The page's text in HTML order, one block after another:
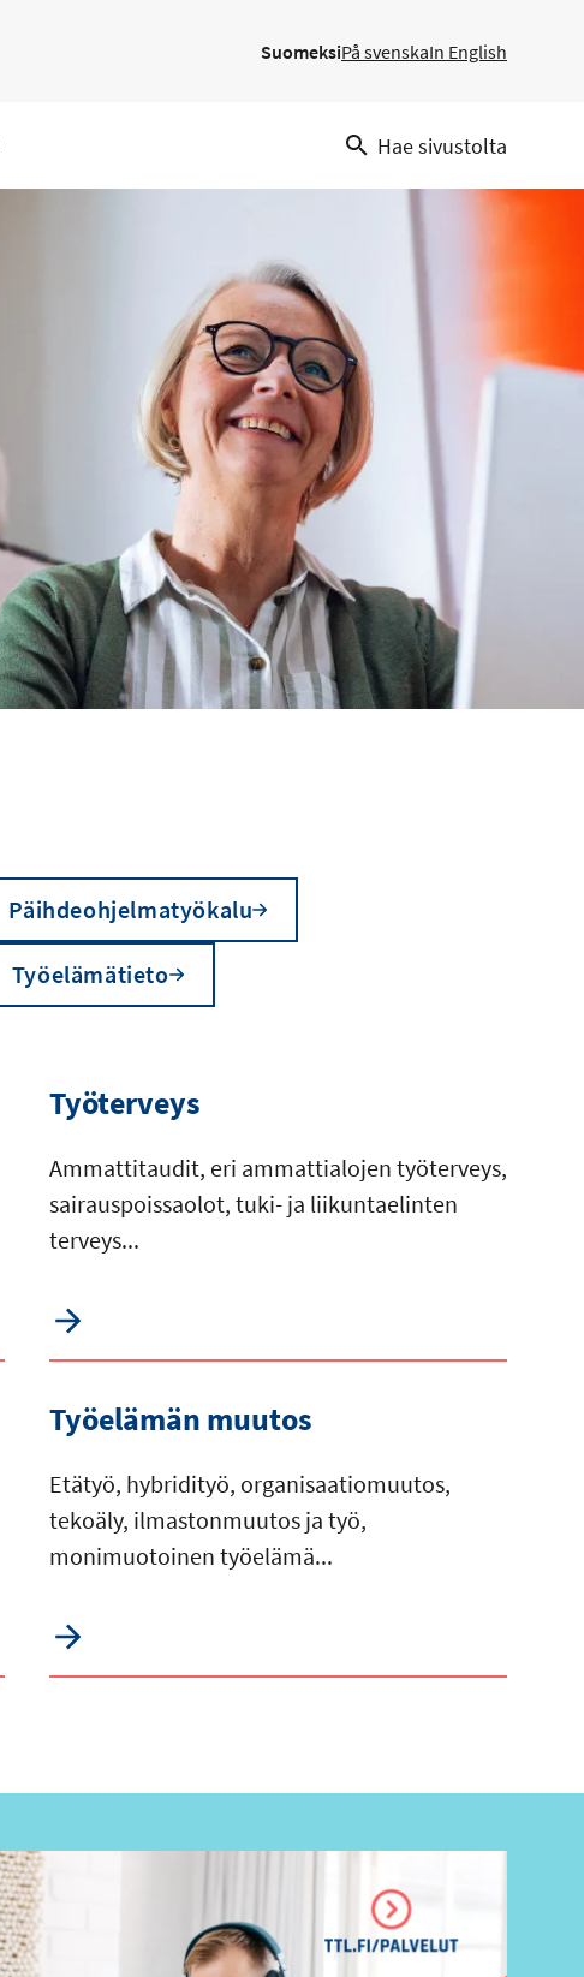
SuomeksiPå svenskaIn English
Hae sivustolta
Päihdeohjelmatyökalu
Työelämätieto
Työterveys
Ammattitaudit, eri ammattialojen työterveys,
sairauspoissaolot, tuki- ja liikuntaelinten
terveys...
Työelämän muutos
Etätyö, hybridityö, organisaatiomuutos,
tekoäly, ilmastonmuutos ja työ,
monimuotoinen työelämä...